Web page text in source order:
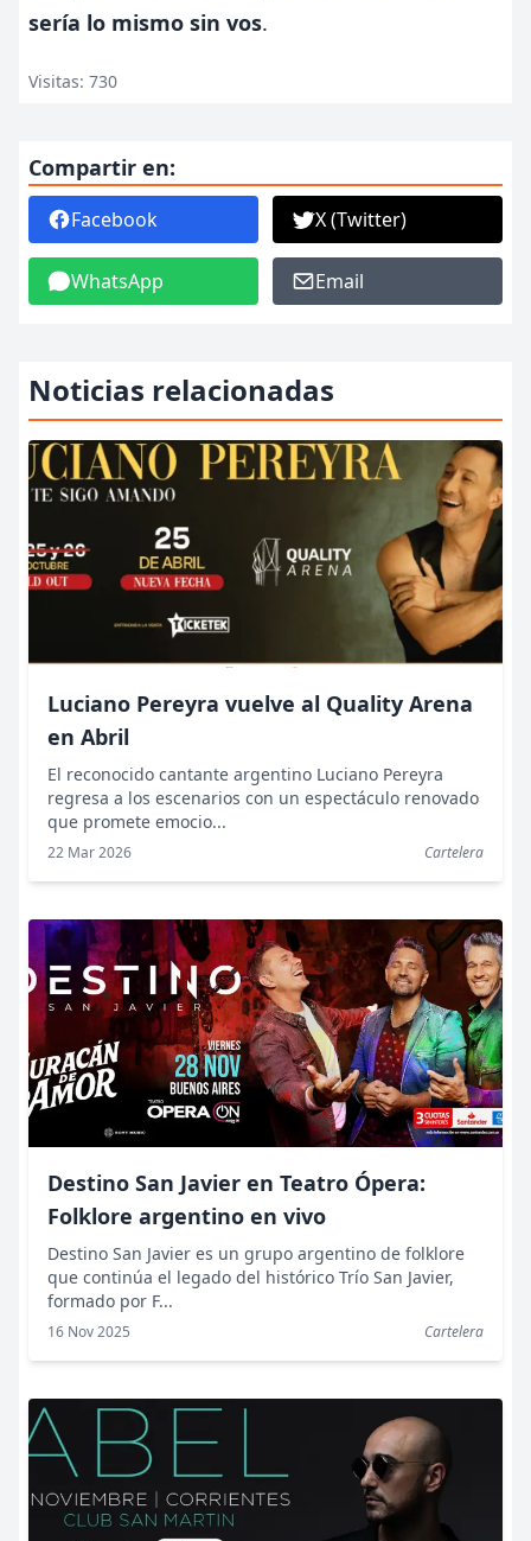
sería lo mismo sin vos.
Visitas: 730
Compartir en:
Facebook X (Twitter)
WhatsApp Email
Noticias relacionadas
Luciano Pereyra vuelve al Quality Arena
en Abril
El reconocido cantante argentino Luciano Pereyra
regresa a los escenarios con un espectáculo renovado
que promete emocio...
22 Mar 2026 Cartelera
Destino San Javier en Teatro Ópera:
Folklore argentino en vivo
Destino San Javier es un grupo argentino de folklore
que continúa el legado del histórico Trío San Javier,
formado por F...
16 Nov 2025 Cartelera